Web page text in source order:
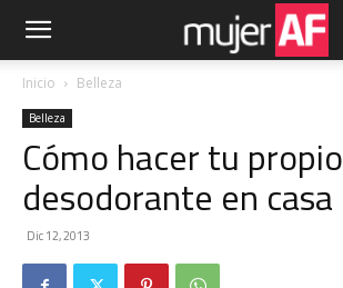
Inicio Belleza
Belleza
Cómo hacer tu propio
desodorante en casa
Dic 12, 2013